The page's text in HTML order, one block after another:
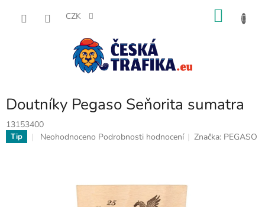
CZK
Doutníky Pegaso Seňorita sumatra
13153400
Tip
Průměrné
Neohodnoceno Podrobnosti hodnocení Značka: PEGASO